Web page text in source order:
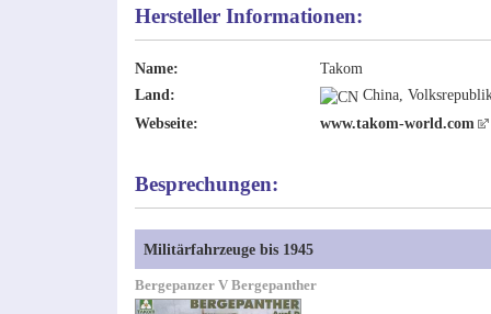
Hersteller Informationen:
Name:
Takom
Land:
China,
Webseite:
www.takom-world.com
Besprechungen:
Militärfahrzeuge bis 1945
Bergepanzer V Bergepanther